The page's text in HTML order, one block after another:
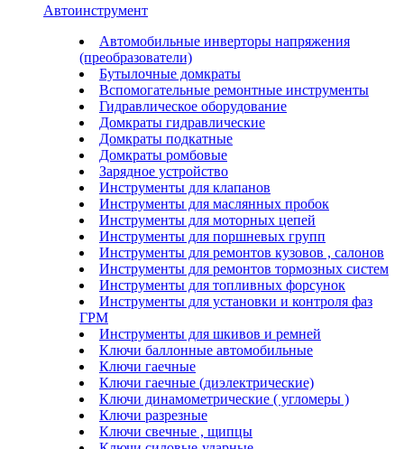
Автоинструмент
Автомобильные инверторы напряжения
(преобразователи)
Бутылочные домкраты
Вспомогательные ремонтные инструменты
Гидравлическое оборудование
Домкраты гидравлические
Домкраты подкатные
Домкраты ромбовые
Зарядное устройство
Инструменты для клапанов
Инструменты для маслянных пробок
Инструменты для моторных цепей
Инструменты для поршневых групп
Инструменты для ремонтов кузовов , салонов
Инструменты для ремонтов тормозных систем
Инструменты для топливных форсунок
Инструменты для установки и контроля фаз
ГРМ
Инструменты для шкивов и ремней
Ключи баллонные автомобильные
Ключи гаечные
Ключи гаечные (диэлектрические)
Ключи динамометрические ( угломеры )
Ключи разрезные
Ключи свечные , щипцы